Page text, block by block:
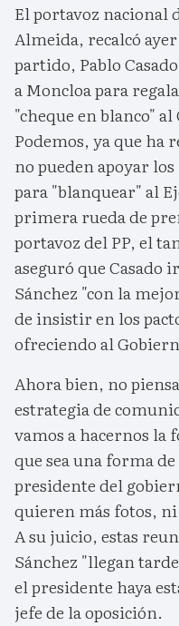
El portavoz nacional
Almeida, recalcó
partido, Pablo
a Moncloa para
"cheque en blanco"
Podemos, ya que ha
no pueden apoyar
para "blanquear" al
primera rueda de
portavoz del PP, el
aseguró que Casado
Sánchez "con la
de insistir en los
ofreciendo al
Ahora bien, no
estrategia de
vamos a hacernos la
que sea una forma
presidente del
quieren más fotos,
A su juicio, estas
Sánchez "llegan
el presidente haya
jefe de la oposición.